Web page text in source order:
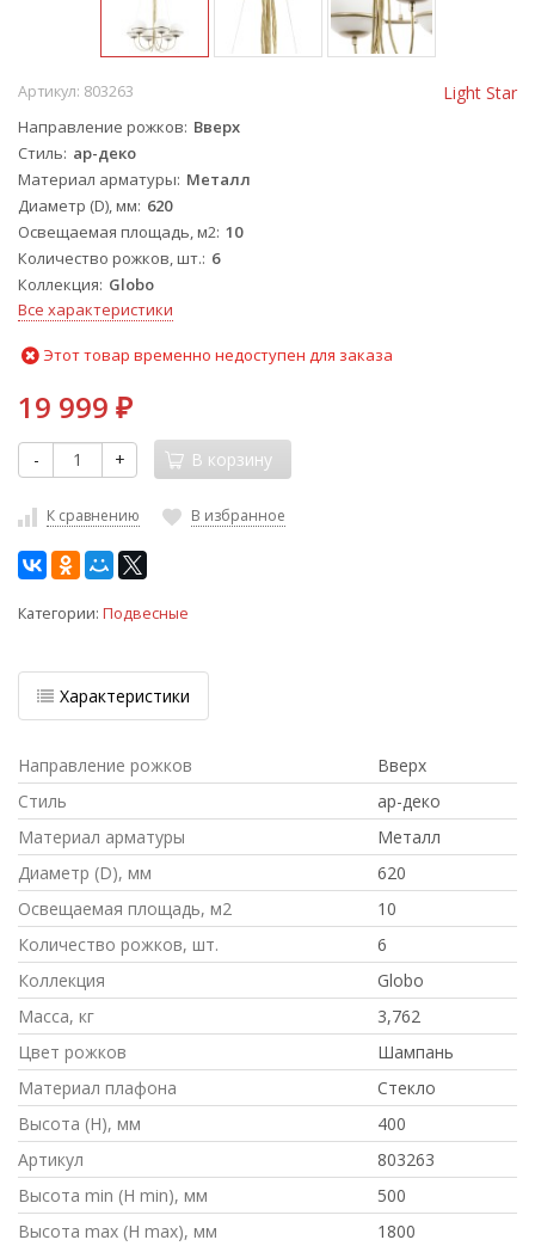
Light Star
Артикул: 803263
Направление рожков Вверх
Стиль ар-деко
Материал арматуры Металл
Диаметр (D), мм 620
Освещаемая площадь, м2 10
Количество рожков, шт. 6
Коллекция Globo
Все характеристики
Этот товар временно недоступен для заказа
19 999 ₽
- + В корзину
К сравнению В избранное
Категории: Подвесные
Характеристики
Направление рожков
Вверх
Стиль
ар-деко
Материал арматуры
Металл
Диаметр (D), мм
620
Освещаемая площадь, м2
10
Количество рожков, шт.
6
Коллекция
Globo
Масса, кг
3,762
Цвет рожков
Шампань
Материал плафона
Стекло
Высота (H), мм
400
Артикул
803263
Высота min (H min), мм
500
Высота max (H max), мм
1800